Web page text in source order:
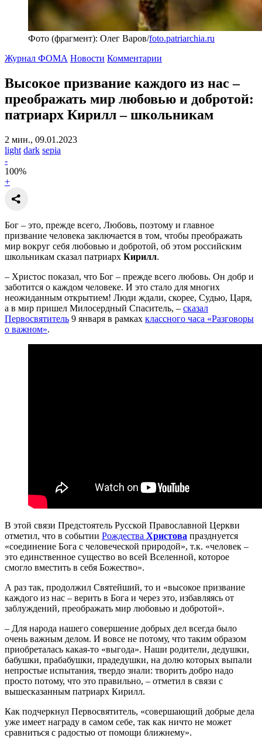
Фото (фрагмент): Олег Варов/foto.patriarchia.ru
Журнал ФОМА Новости Комментарии
Высокое призвание каждого из нас –
преображать мир любовью и добротой:
патриарх Кирилл – школьникам
2 мин., 09.01.2023
light dark sepia
-
100%
+
Бог – это, прежде всего, Любовь, поэтому и главное
призвание человека заключается в том, чтобы преображать
мир вокруг себя любовью и добротой, об этом российским
школьникам сказал патриарх Кирилл.
– Христос показал, что Бог – прежде всего любовь. Он добр и
заботится о каждом человеке. И это стало для многих
неожиданным открытием! Люди ждали, скорее, Судью, Царя,
а в мир пришел Милосердный Спаситель, – сказал
Первосвятитель 9 января в рамках классного часа «Разговоры
о важном».
В этой связи Предстоятель Русской Православной Церкви
отметил, что в событии Рождества Христова празднуется
«соединение Бога с человеческой природой», т.к. «человек –
это единственное существо во всей Вселенной, которое
смогло вместить в себя Божество».
А раз так, продолжил Святейший, то и «высокое призвание
каждого из нас – верить в Бога и через это, избавляясь от
заблуждений, преображать мир любовью и добротой».
– Для народа нашего совершение добрых дел всегда было
очень важным делом. И вовсе не потому, что таким образом
приобреталась какая-то «выгода». Наши родители, дедушки,
бабушки, прабабушки, прадедушки, на долю которых выпали
непростые испытания, твердо знали: творить добро надо
просто потому, что это правильно, – отметил в связи с
вышесказанным патриарх Кирилл.
Как подчеркнул Первосвятитель, «совершающий добрые дела
уже имеет награду в самом себе, так как ничто не может
сравниться с радостью от помощи ближнему».